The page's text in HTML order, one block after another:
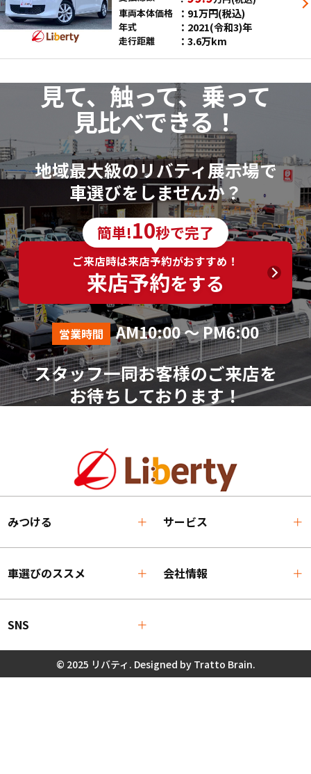
車両本体価格
91万円(税込)
年式 2021(令和3)年
走行距離 3.6万km
見て、触って、乗って
見比べできる！
地域最大級のリバティ展示場で
車選びをしませんか？
簡単!10秒で完了
ご来店時は来店予約がおすすめ！
来店予約をする
営業時間 AM10:00 ～ PM6:00
スタッフ一同お客様のご来店を
お待ちしております！
みつける サービス
車選びのススメ 会社情報
SNS
© 2025 リバティ. Designed by Tratto Brain.